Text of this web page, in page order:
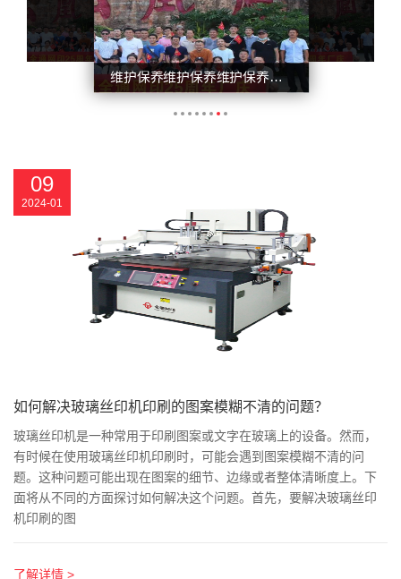
09
2024-01
如何解决玻璃丝印机印刷的图案模糊不清的问题？
玻璃丝印机是一种常用于印刷图案或文字在玻璃上的设备。然而，
有时候在使用玻璃丝印机印刷时，可能会遇到图案模糊不清的问
题。这种问题可能出现在图案的细节、边缘或者整体清晰度上。下
面将从不同的方面探讨如何解决这个问题。首先，要解决玻璃丝印
机印刷的图
了解详情 >